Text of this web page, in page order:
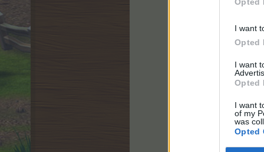
I want
Opted
I want
Opted
I want
of my
was
Opted